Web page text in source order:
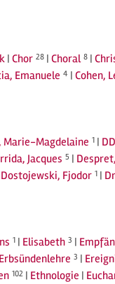
| Chor 28 | Choral 8 |
Emanuele 4 | Cohen,
Marie-Magdelaine 1 |
Jacques 5 |
Dostojewski, Fjodor 1 |
1 | Elisabeth 3 |
3 |
102 | Ethnologie |